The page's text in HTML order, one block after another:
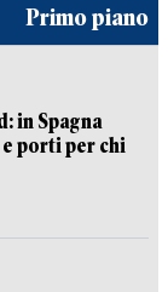
Primo piano
in Spagna
porti per chi